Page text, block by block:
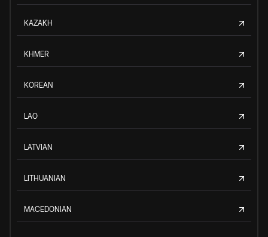
KAZAKH
KHMER
KOREAN
LAO
LATVIAN
LITHUANIAN
MACEDONIAN